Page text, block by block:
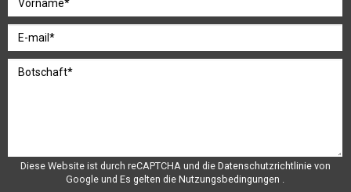
Diese Website ist durch reCAPTCHA und die Datenschutzrichtlinie von
Google und Es gelten die Nutzungsbedingungen .